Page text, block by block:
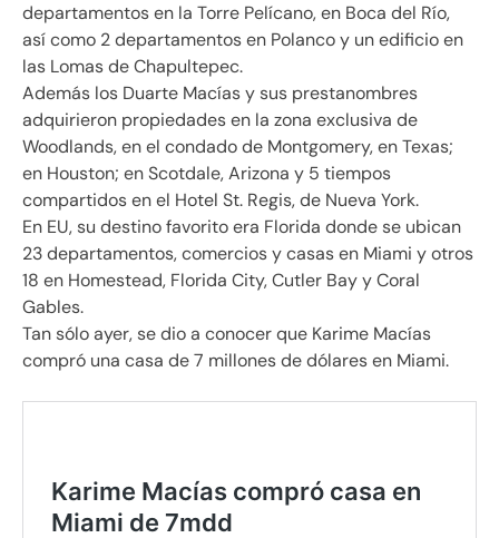
departamentos en la Torre Pelícano, en Boca del Río,
así como 2 departamentos en Polanco y un edificio en
las Lomas de Chapultepec.
Además los Duarte Macías y sus prestanombres
adquirieron propiedades en la zona exclusiva de
Woodlands, en el condado de Montgomery, en Texas;
en Houston; en Scotdale, Arizona y 5 tiempos
compartidos en el Hotel St. Regis, de Nueva York.
En EU, su destino favorito era Florida donde se ubican
23 departamentos, comercios y casas en Miami y otros
18 en Homestead, Florida City, Cutler Bay y Coral
Gables.
Tan sólo ayer, se dio a conocer que Karime Macías
compró una casa de 7 millones de dólares en Miami.